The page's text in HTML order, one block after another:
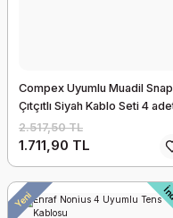
Compex Uyumlu Muadil
Çıtçıtlı Siyah Kablo Seti 4
2.517,50 TL
1.711,90 TL
Yeni